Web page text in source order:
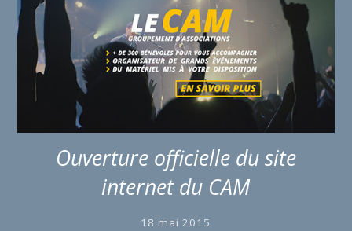
Ouverture officielle du site
internet du CAM
18 mai 2015